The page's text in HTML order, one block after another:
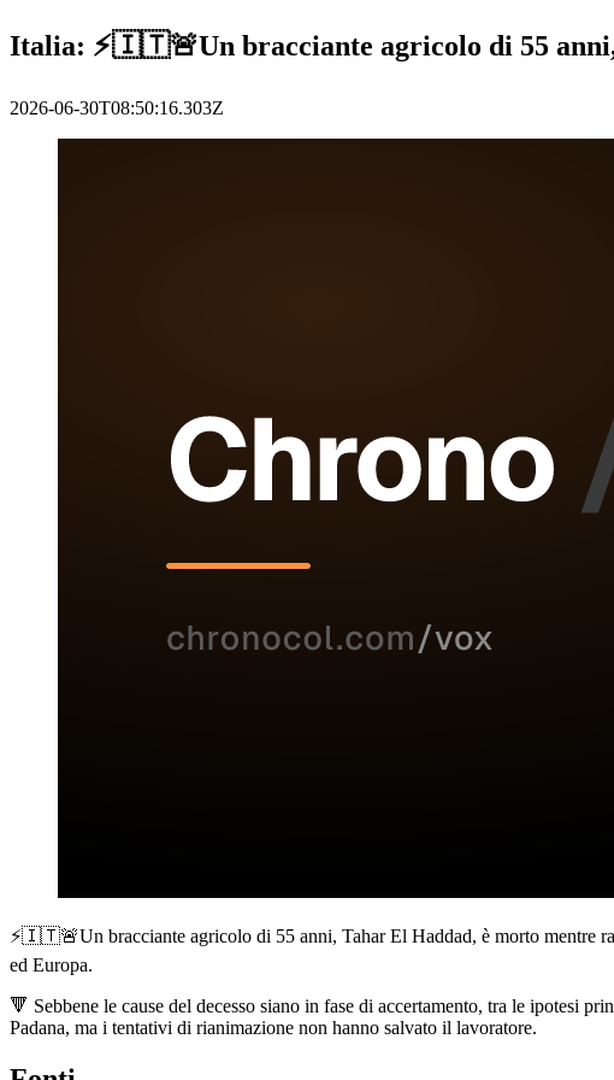
Italia: ⚡️🇮🇹🚨Un bracciante agricolo di 55
2026-06-30T08:50:16.303Z
⚡️🇮🇹🚨Un bracciante agricolo di 55 anni, Tahar El Haddad, è morto mentre
ed Europa.
🔻 Sebbene le cause del decesso siano in fase di accertamento, tra le ipotesi
Padana, ma i tentativi di rianimazione non hanno salvato il lavoratore.